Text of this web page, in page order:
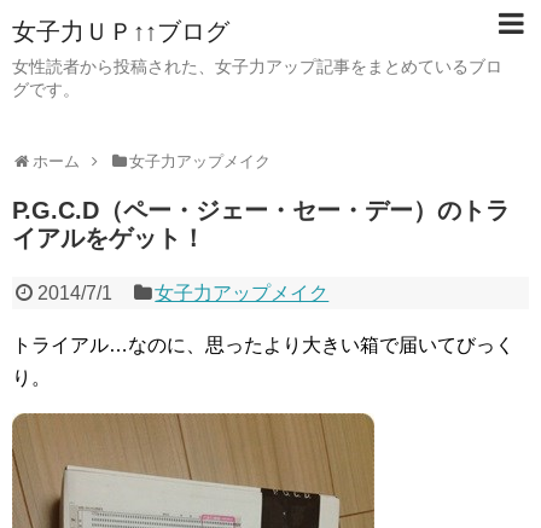
女子力ＵＰ↑↑ブログ
女性読者から投稿された、女子力アップ記事をまとめているブロ
グです。
ホーム 女子力アップメイク
P.G.C.D（ペー・ジェー・セー・デー）のトラ
イアルをゲット！
2014/7/1 女子力アップメイク
トライアル…なのに、思ったより大きい箱で届いてびっく
り。